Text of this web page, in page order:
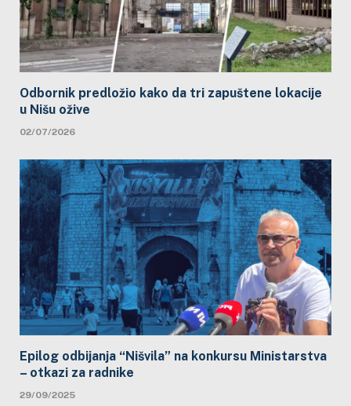
Odbornik predložio kako da tri zapuštene lokacije
u Nišu ožive
02/07/2026
Epilog odbijanja “Nišvila” na konkursu Ministarstva
– otkazi za radnike
29/09/2025